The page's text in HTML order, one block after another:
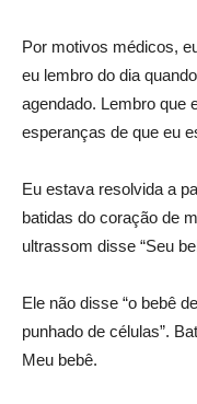
Por motivos médicos,
eu lembro do dia
agendado. Lembro que
esperanças de que eu
Eu estava resolvida a
batidas do coração de
ultrassom disse “Seu
Ele não disse “o bebê
punhado de células”.
Meu bebê.